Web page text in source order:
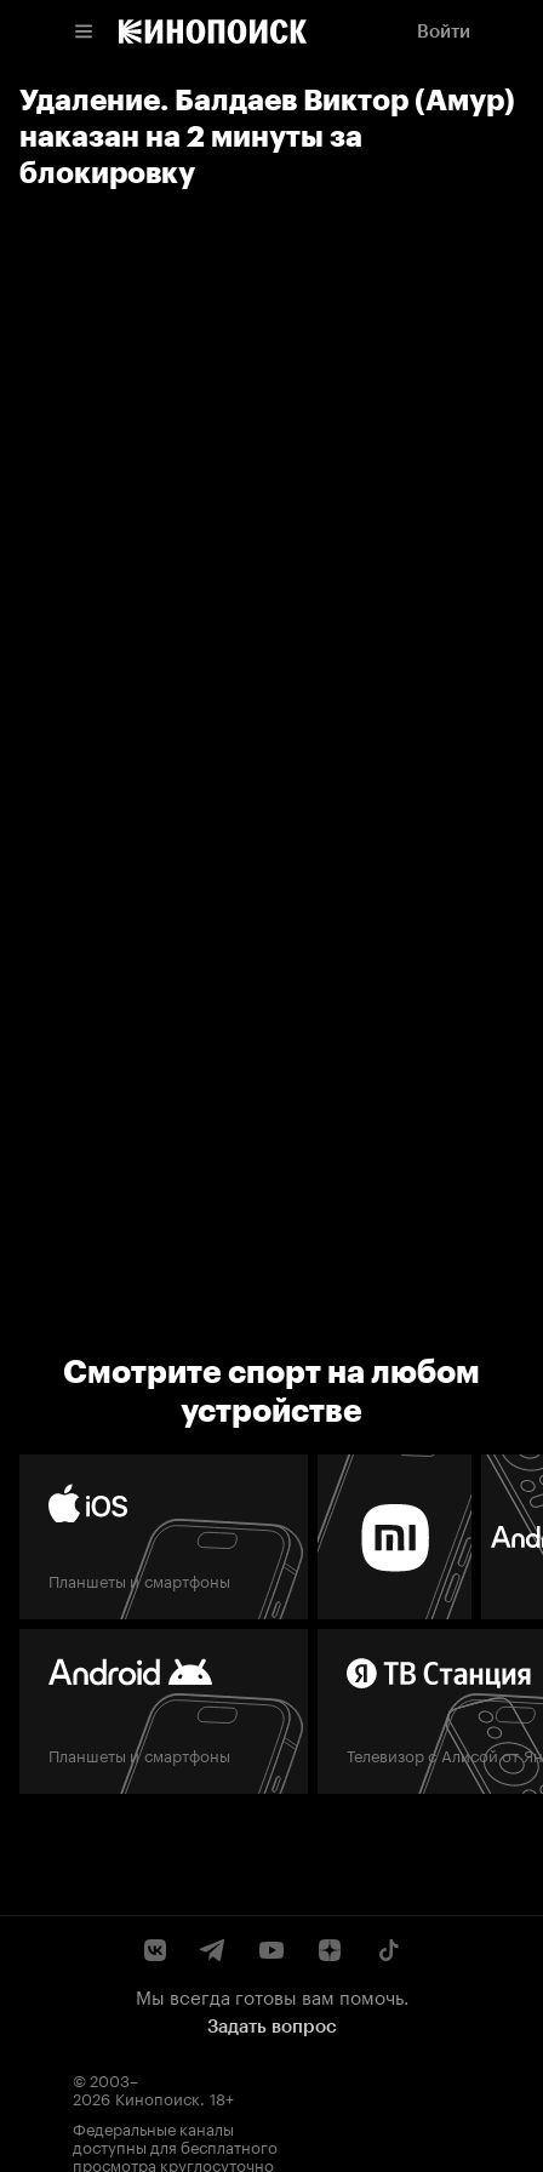
Войти
Удаление. Балдаев Виктор (Амур)
наказан на 2 минуты за
блокировку
Смотрите спорт на любом
устройстве
Планшеты и смартфоны
Планшеты и смартфоны Телевизор с Алисой от
Мы всегда готовы вам помочь.
Задать вопрос
© 2003–
2026 Кинопоиск. 18+
Федеральные каналы
доступны для бесплатного
просмотра круглосуточно